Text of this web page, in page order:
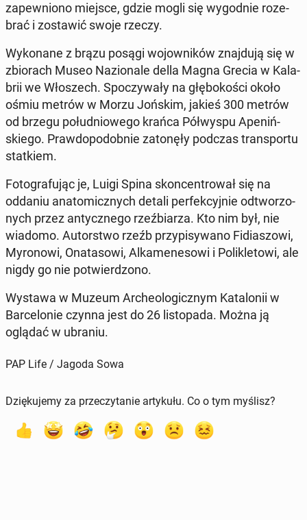
za­pew­nio­no miejsce, gdzie mogli się wy­god­nie ro­ze­
brać i zo­sta­wić swoje rzeczy.
Wy­ko­na­ne z brązu posągi wo­jow­ni­ków znaj­du­ją się w
zbio­rach Museo Na­zio­na­le della Magna Grecia w Ka­la­
brii we Wło­szech. Spo­czy­wa­ły na głę­bo­ko­ści około
ośmiu metrów w Morzu Jońskim, jakieś 300 metrów
od brzegu po­łu­dnio­we­go krańca Pół­wy­spu Ape­niń­
skie­go. Praw­do­po­dob­nie za­to­nę­ły podczas trans­por­tu
stat­kiem.
Fo­to­gra­fu­jąc je, Luigi Spina skon­cen­tro­wał się na
oddaniu ana­to­micz­nych detali per­fek­cyj­nie od­two­rzo­
nych przez an­tycz­ne­go rzeź­bia­rza. Kto nim był, nie
wiadomo. Au­tor­stwo rzeźb przy­pi­sy­wa­no Fi­dia­szo­wi,
My­ro­no­wi, Ona­ta­so­wi, Al­ka­me­ne­so­wi i Po­li­kle­to­wi, ale
nigdy go nie po­twier­dzo­no.
Wystawa w Muzeum Ar­che­olo­gicz­nym Ka­ta­lo­nii w
Bar­ce­lo­nie czynna jest do 26 li­sto­pa­da. Można ją
oglądać w ubraniu.
PAP Life / Jagoda Sowa
Dziękujemy za przeczytanie artykułu. Co o tym myślisz?